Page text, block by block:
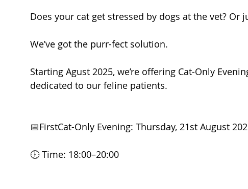
Does your cat get stressed by dogs at the vet? Or
We’ve got the purr-fect solution.
Starting Agust 2025, we’re offering Cat-Only
dedicated to our feline patients.
📅FirstCat-Only Evening: Thursday, 21st August
🕕 Time: 18:00–20:00